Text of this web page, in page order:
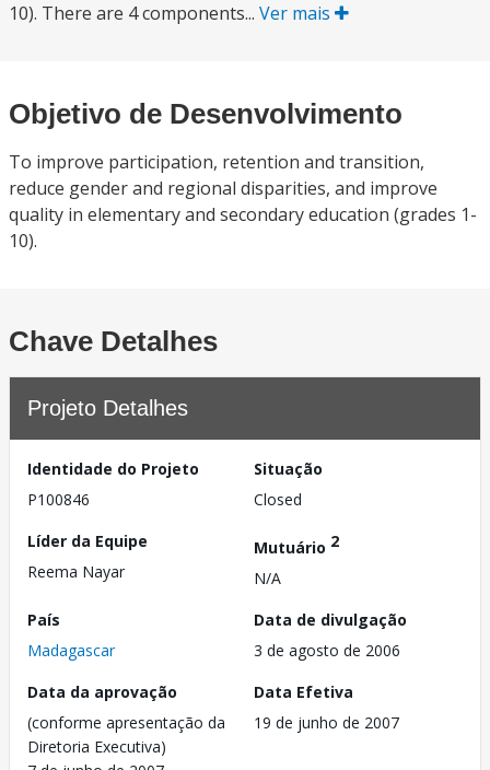
10). There are 4 components... Ver mais
Objetivo de Desenvolvimento
To improve participation, retention and transition,
reduce gender and regional disparities, and improve
quality in elementary and secondary education (grades 1-
10).
Chave Detalhes
Projeto Detalhes
Identidade do Projeto
P100846
Situação
Closed
Líder da Equipe
Reema Nayar
Mutuário 2
N/A
País
Madagascar
Data de divulgação
3 de agosto de 2006
Data da aprovação
(conforme apresentação da
Diretoria Executiva)
Data Efetiva
19 de junho de 2007